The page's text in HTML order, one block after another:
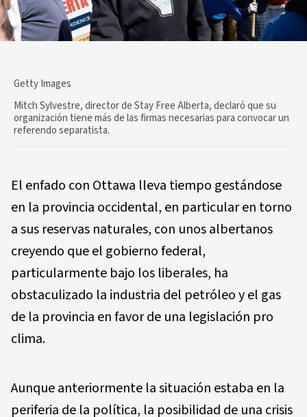
Getty Images
Mitch Sylvestre, director de Stay Free Alberta, declaró que su
organización tiene más de las firmas necesarias para convocar un
referendo separatista.
El enfado con Ottawa lleva tiempo gestándose
en la provincia occidental, en particular en torno
a sus reservas naturales, con unos albertanos
creyendo que el gobierno federal,
particularmente bajo los liberales, ha
obstaculizado la industria del petróleo y el gas
de la provincia en favor de una legislación pro
clima.
Aunque anteriormente la situación estaba en la
periferia de la política, la posibilidad de una crisis